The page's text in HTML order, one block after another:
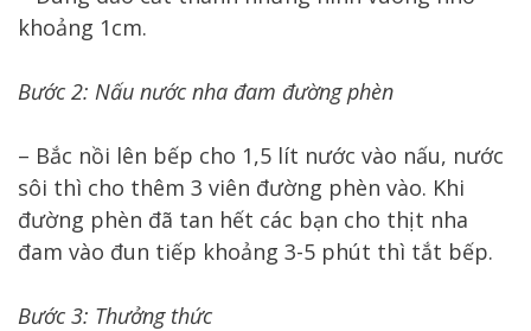
khoảng 1cm.
Bước 2: Nấu nước nha đam đường phèn
– Bắc nồi lên bếp cho 1,5 lít nước vào nấu, nước
sôi thì cho thêm 3 viên đường phèn vào. Khi
đường phèn đã tan hết các bạn cho thịt nha
đam vào đun tiếp khoảng 3-5 phút thì tắt bếp.
Bước 3: Thưởng thức